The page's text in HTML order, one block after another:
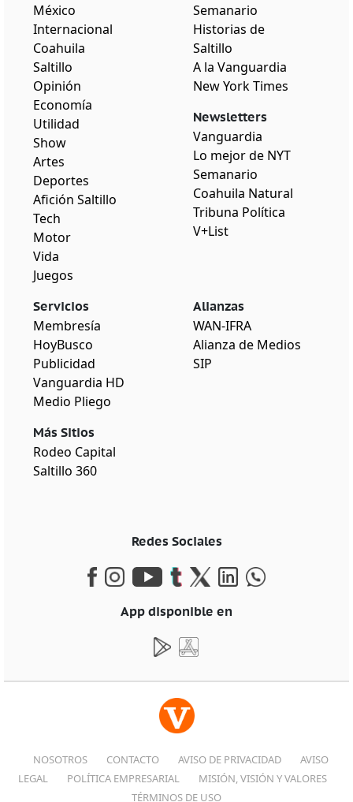
México
Internacional
Coahuila
Saltillo
Opinión
Economía
Utilidad
Show
Artes
Deportes
Afición Saltillo
Tech
Motor
Vida
Juegos
Semanario
Historias de
Saltillo
A la Vanguardia
New York Times
Newsletters
Vanguardia
Lo mejor de NYT
Semanario
Coahuila Natural
Tribuna Política
V+List
Servicios
Membresía
HoyBusco
Publicidad
Vanguardia HD
Medio Pliego
Más Sitios
Rodeo Capital
Saltillo 360
Alianzas
WAN-IFRA
Alianza de Medios
SIP
Redes Sociales
App disponible en
NOSOTROS CONTACTO AVISO DE PRIVACIDAD
AVISO
LEGAL
POLÍTICA EMPRESARIAL
MISIÓN, VISIÓN Y VALORES
TÉRMINOS DE USO